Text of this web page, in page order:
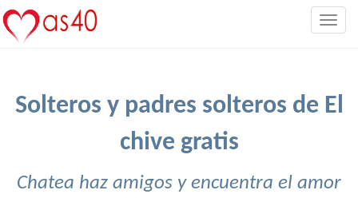
Solteros y padres solteros de El
chive gratis
Chatea haz amigos y encuentra el amor